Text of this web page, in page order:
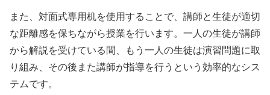
また、対面式専用机を使用することで、講師と生徒が適切
な距離感を保ちながら授業を行います。一人の生徒が講師
から解説を受けている間、もう一人の生徒は演習問題に取
り組み、その後また講師が指導を行うという効率的なシス
テムです。